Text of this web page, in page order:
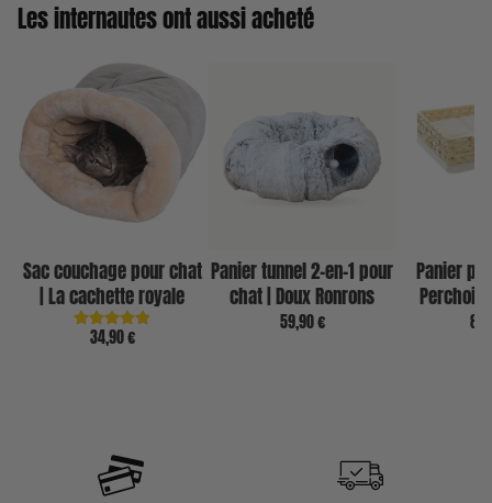
Les internautes ont aussi acheté
Sac couchage pour chat
| La cachette royale
34,90 €
Panier tunnel 2-en-1 pour
chat | Doux Ronrons
59,90 €
Panier
Perchoir